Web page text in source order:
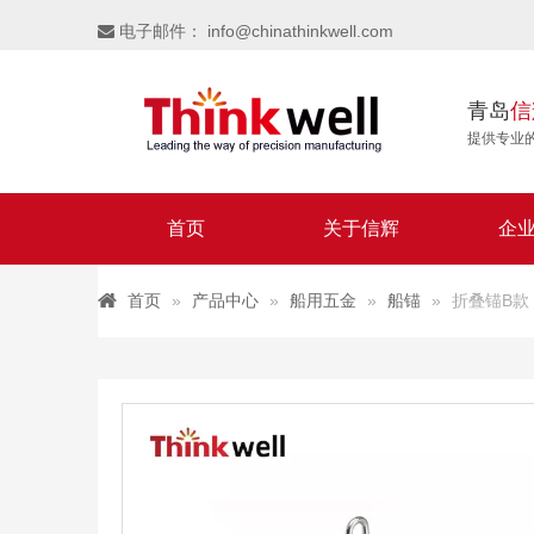
 电子邮件： info@chinathinkwell.com
青岛
提供专业
首页 关于信辉 企
首页 » 产品中心 » 船用五金 » 船锚 » 折叠锚B款